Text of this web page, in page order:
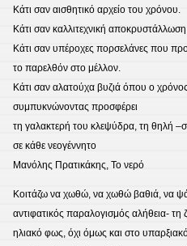
Κάτι σαν αισθητικό αρχείο του χρόνου.
Κάτι σαν καλλιτεχνική
Κάτι σαν υπέροχες πορσελάνες που
το παρελθόν στο μέλλον.
Κάτι σαν αλατούχα βυζιά όπου ο χρόνος
συμπυκνώνοντας προσφέρει
τη γαλακτερή του κλεψύδρα, τη θηλή
σε κάθε νεογέννητο
Μανόλης Πρατικάκης, Το νερό
Κοιτάζω να χωθώ, να χωθώ βαθιά, να
αντιφατικός παραλογισμός αλήθεια-
ηλιακό φως, όχι όμως και στο